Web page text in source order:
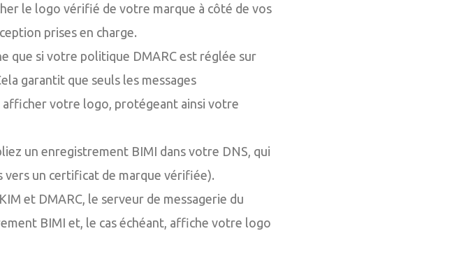
le logo vérifié de votre marque à côté de vos
prises en charge.
que si votre politique DMARC est réglée sur
garantit que seuls les messages
votre logo, protégeant ainsi votre
un enregistrement BIMI dans votre DNS, qui
un certificat de marque vérifiée).
et DMARC, le serveur de messagerie du
BIMI et, le cas échéant, affiche votre logo